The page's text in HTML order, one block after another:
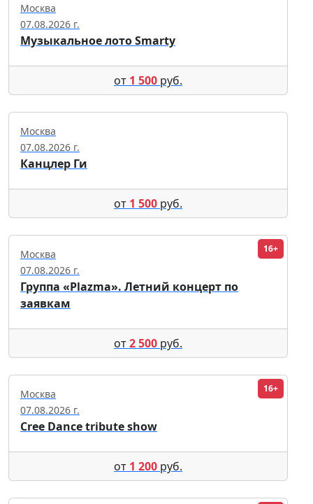
Москва
07.08.2026 г.
Музыкальное лото Smarty
от 1 500 руб.
Москва
07.08.2026 г.
Канцлер Ги
от 1 500 руб.
16+
Москва
07.08.2026 г.
Группа «Plazma». Летний концерт по
заявкам
от2 500 руб.
16+
Москва
07.08.2026 г.
Cree Dance tribute show
от 1 200 руб.